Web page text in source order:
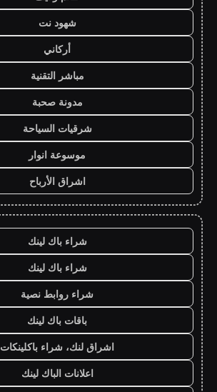
شهود نت
أركاني
مباشر التقنية
مدونة صحبة
شرقيات السياحة
موسوعة انوار
اشراق الأرباح
شراء باك لينك
شراء باك لينك
شراء روابط نصية
باقات باك لينك
اشراق لنك، شراء باكلينكات
اعلانات الباك لينك